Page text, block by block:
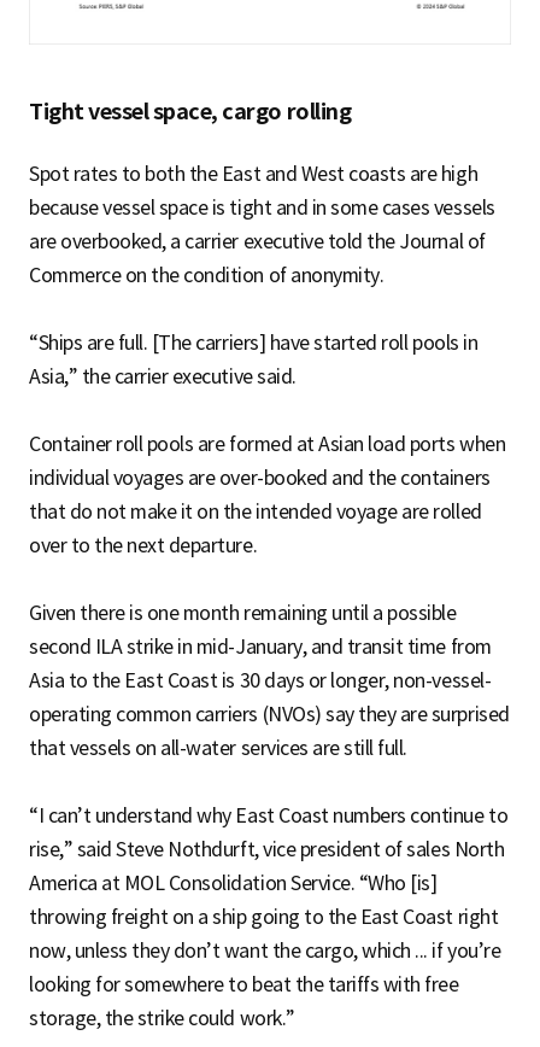
Tight vessel space, cargo rolling
Spot rates to both the East and West coasts are high
because vessel space is tight and in some cases vessels
are overbooked, a carrier executive told the Journal of
Commerce on the condition of anonymity.
“Ships are full. [The carriers] have started roll pools in
Asia,” the carrier executive said.
Container roll pools are formed at Asian load ports when
individual voyages are over-booked and the containers
that do not make it on the intended voyage are rolled
over to the next departure.
Given there is one month remaining until a possible
second ILA strike in mid-January, and transit time from
Asia to the East Coast is 30 days or longer, non-vessel-
operating common carriers (NVOs) say they are surprised
that vessels on all-water services are still full.
“I can’t understand why East Coast numbers continue to
rise,” said Steve Nothdurft, vice president of sales North
America at MOL Consolidation Service. “Who [is]
throwing freight on a ship going to the East Coast right
now, unless they don’t want the cargo, which ... if you’re
looking for somewhere to beat the tariffs with free
storage, the strike could work.”